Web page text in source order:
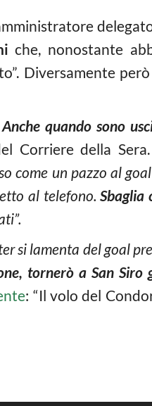
che, nonostante
Diversamente
Anche quando sono
Corriere della Sera.
come un pazzo al
al telefono.Sbaglia
si lamenta del goal
tornerò a San Siro
: “Il volo del